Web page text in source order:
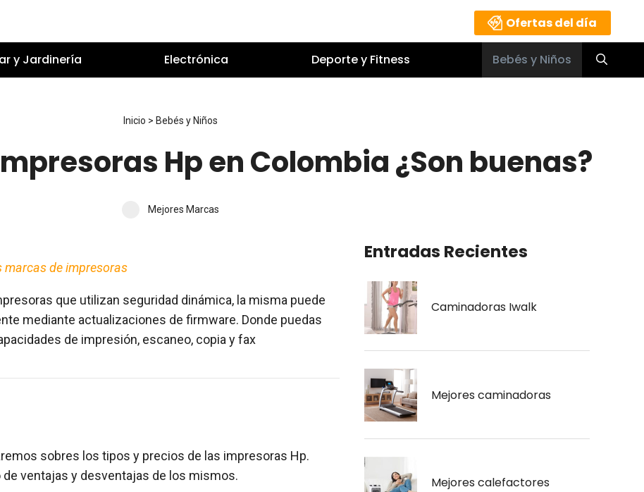
Ofertas del día
y Jardinería Electrónica Deporte y Fitness Bebés y Niños
Inicio > Bebés y Niños
Hp en Colombia ¿Son buenas?
Mejores Marcas
marcas de impresoras
que utilizan seguridad dinámica, la misma puede
mediante actualizaciones de firmware. Donde puedas
de impresión, escaneo, copia y fax
sobres los tipos y precios de las impresoras Hp.
ventajas y desventajas de los mismos.
Entradas Recientes
Caminadoras Iwalk
Mejores caminadoras
Mejores calefactores